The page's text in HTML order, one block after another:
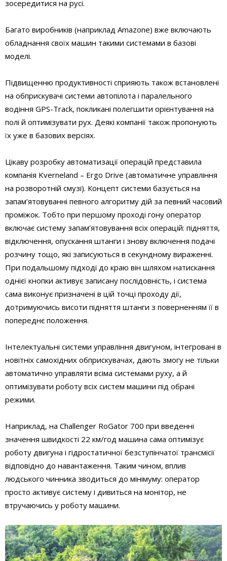
зосередитися на русі.
Багато виробників (наприклад Amazone) вже включають
обладнання своїх машин такими системами в базові
моделі.
Підвищенню продуктивності сприяють також встановлені
на обприскувачі системи автопілота і паралельного
водіння GPS-Track, покликані полегшити орієнтування на
полі й оптимізувати рух. Деякі компанії також пропонують
їх уже в базових версіях.
Цікаву розробку автоматизації операцій представила
компанія Kverneland – Ergo Drive (автоматичне управління
на розворотній смузі). Концепт системи базується на
запам’ятовуванні певного алгоритму дій за певний часовий
проміжок. Тобто при першому проході гону оператор
включає систему запам’ятовування всіх операцій: підняття,
відключення, опускання штанги і знову включення подачі
розчину тощо, які записуються в секундному вираженні.
При подальшому підході до краю він шляхом натискання
однієї кнопки активує записану послідовність, і система
сама виконує призначені в цій точці проходу дії,
дотримуючись висоти підняття штанги з поверненням її в
попереднє положення.
Інтелектуальні системи управління двигуном, інтегровані в
новітніх самохідних обприскувачах, дають змогу не тільки
автоматично управляти всіма системами руху, а й
оптимізувати роботу всіх систем машини під обрані
режими.
Наприклад, на Challenger RoGator 700 при введенні
значення швидкості 22 км/год машина сама оптимізує
роботу двигуна і гідростатичної безступінчатої трансмісії
відповідно до навантаження. Таким чином, вплив
людського чинника зводиться до мінімуму: оператор
просто активує систему і дивиться на монітор, не
втручаючись у роботу машини.